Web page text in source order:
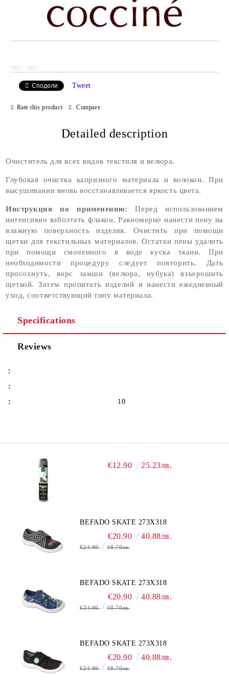
Сподели Tweet
Rate this product Compare
Detailed description
Очиститель для всех видов текстиля и велюра.
Глубокая очистка капризного материала и волокон. При
высушивании вновь восстанавливается яркость цвета.
Инструкция по применению:
Перед использованием
интенсивно взболтать флакон. Равномерно нанести пену на
влажную поверхность изделия. Очистить при помощи
щетки для текстильных материалов. Остатки пены удалить
при помощи смоченного в воде куска ткани. При
необходимости процедуру следует повторить. Дать
просохнуть, ворс замши (велюра, нубука) взъерошить
щеткой. Затем пропитать изделий и нанести ежедневный
уход, соответствующий типу материала.
Specifications
Reviews
:
:
:
10
€12.90 25.23лв.
BEFADO SKATE 273X318
€20.90 40.88лв.
€24.90 48.70лв.
BEFADO SKATE 273X318
€20.90 40.88лв.
€24.90 48.70лв.
BEFADO SKATE 273X318
€20.90 40.88лв.
€24.90 48.70лв.